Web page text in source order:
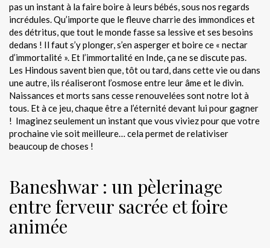
pas un instant à la faire boire à leurs bébés, sous nos regards
incrédules. Qu’importe que le fleuve charrie des immondices et
des détritus, que tout le monde fasse sa lessive et ses besoins
dedans ! Il faut s’y plonger, s’en asperger et boire ce « nectar
d’immortalité ». Et l’immortalité en Inde, ça ne se discute pas.
Les Hindous savent bien que, tôt ou tard, dans cette vie ou dans
une autre, ils réaliseront l’osmose entre leur âme et le divin.
Naissances et morts sans cesse renouvelées sont notre lot à
tous. Et à ce jeu, chaque être a l’éternité devant lui pour gagner
! Imaginez seulement un instant que vous viviez pour que votre
prochaine vie soit meilleure… cela permet de relativiser
beaucoup de choses !
Baneshwar : un pèlerinage
entre ferveur sacrée et foire
animée